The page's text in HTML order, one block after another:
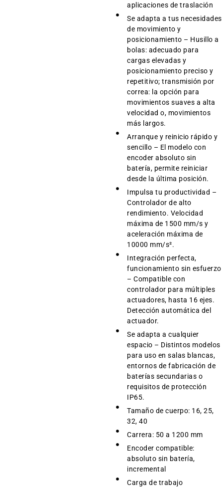
aplicaciones de traslación
Se adapta a tus necesidades
de movimiento y
posicionamiento – Husillo a
bolas: adecuado para
cargas elevadas y
posicionamiento preciso y
repetitivo; transmisión por
correa: la opción para
movimientos suaves a alta
velocidad o, movimientos
más largos.
Arranque y reinicio rápido y
sencillo – El modelo con
encoder absoluto sin
batería, permite reiniciar
desde la última posición.
Impulsa tu productividad –
Controlador de alto
rendimiento. Velocidad
máxima de 1500 mm/s y
aceleración máxima de
10000 mm/s².
Integración perfecta,
funcionamiento sin esfuerzo
– Compatible con
controlador para múltiples
actuadores, hasta 16 ejes.
Detección automática del
actuador.
Se adapta a cualquier
espacio – Distintos modelos
para uso en salas blancas,
entornos de fabricación de
baterías secundarias o
requisitos de protección
IP65.
Tamaño de cuerpo: 16, 25,
32, 40
Carrera: 50 a 1200 mm
Encoder compatible:
absoluto sin batería,
incremental
Carga de trabajo